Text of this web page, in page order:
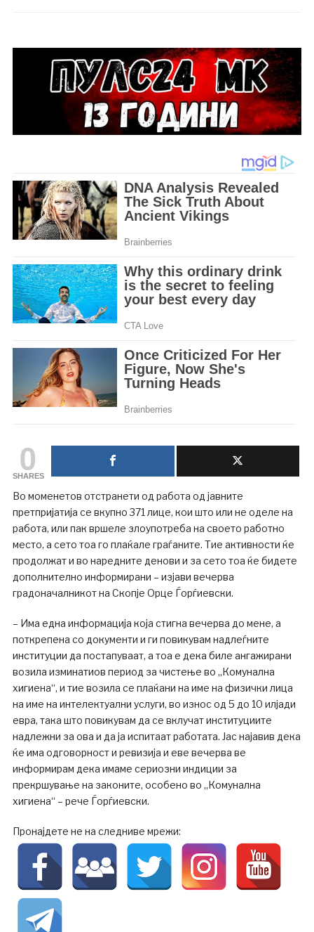
0
SHARES
Во моменетов отстранети од работа од јавните
претпријатија се вкупно 371 лице, кои што или не оделе на
работа, или пак вршеле злоупотреба на своето работно
место, а сето тоа го плаќале граѓаните. Тие активности ќе
продолжат и во наредните денови и за сето тоа ќе бидете
дополнително информирани – изјави вечерва
градоначалникот на Скопје Орце Ѓорѓиевски.
– Има една информација која стигна вечерва до мене, а
поткрепена со документи и ги повикувам надлеѓните
институции да постапуваат, а тоа е дека биле ангажирани
возила изминатиов период за чистење во „Комунална
хигиена“, и тие возила се плаќани на име на физички лица
на име на интелектуални услуги, во износ од 5 до 10 илјади
евра, така што повикувам да се вклучат институциите
надлежни за ова и да ја испитаат работата. Јас најавив дека
ќе има одговорност и ревизија и еве вечерва ве
информирам дека имаме сериозни индиции за
прекршување на законите, особено во „Комунална
хигиена“ – рече Ѓорѓиевски.
Пронајдете не на следниве мрежи: